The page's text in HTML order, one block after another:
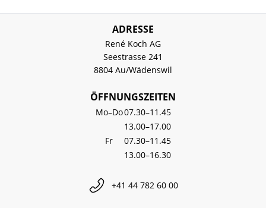
ADRESSE
René Koch AG
Seestrasse 241
8804 Au/Wädenswil
ÖFFNUNGSZEITEN
Mo–Do07.30–11.45
13.00–17.00
Fr
07.30–11.45
13.00–16.30
+41 44 782 60 00